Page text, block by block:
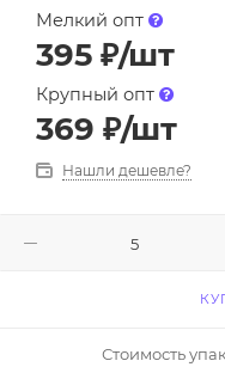
Мелкий опт
395 ₽/шт
Крупный опт
369 ₽/шт
Нашли дешевле?
Стоимость